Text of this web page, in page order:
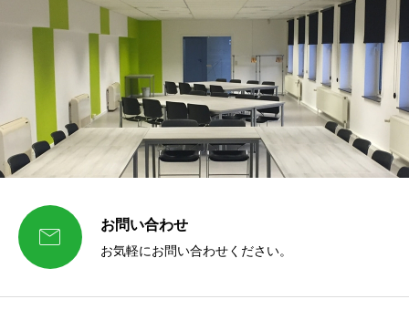
 お問い合わせ
お気軽にお問い合わせください。